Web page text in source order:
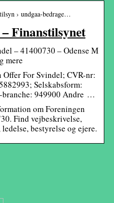
› undgaa-bedrage…
Finanstilsynet
– 41400730 – Odense M
mere
For Svindel; CVR-nr:
Selskabsform:
branche: 949900 Andre …
om Foreningen
Find vejbeskrivelse,
bestyrelse og ejere.